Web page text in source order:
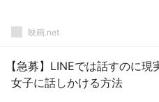
映画.net
【急募】LINEでは話すのに現
女子に話しかける方法